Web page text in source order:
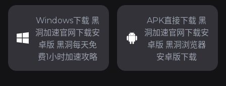
Windows下载 黑
洞加速官网下载安
卓版 黑洞每天免
费1小时加速攻略
APK直接下载 黑
洞加速官网下载安
卓版 黑洞浏览器
安卓版下载